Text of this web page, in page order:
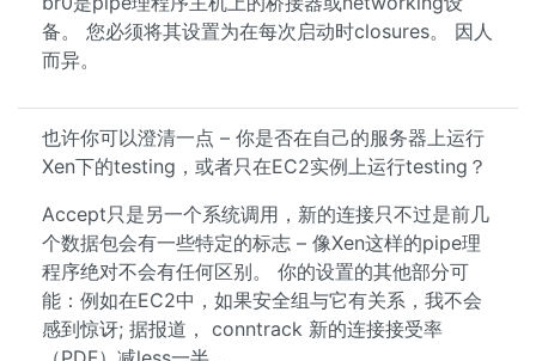
备。 您必须将其设置为在每次启动时closures。 因人
而异。
也许你可以澄清一点 – 你是否在自己的服务器上运行
Xen下的testing，或者只在EC2实例上运行testing？
Accept只是另一个系统调用，新的连接只不过是前几
个数据包会有一些特定的标志 – 像Xen这样的pipe理
程序绝对不会有任何区别。 你的设置的其他部分可
能：例如在EC2中，如果安全组与它有关系，我不会
感到惊讶; 据报道， conntrack 新的连接接受率